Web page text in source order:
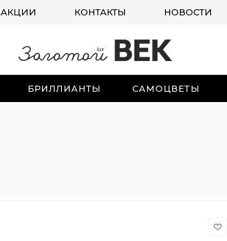
АКЦИИ КОНТАКТЫ НОВОСТИ
БРИЛЛИАНТЫ САМОЦВЕТЫ